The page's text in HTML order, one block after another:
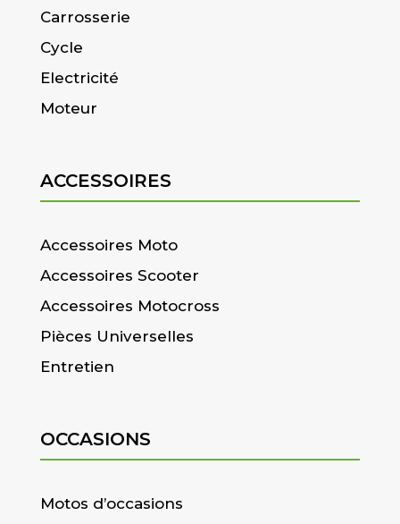
Carrosserie
Cycle
Electricité
Moteur
ACCESSOIRES
Accessoires Moto
Accessoires Scooter
Accessoires Motocross
Pièces Universelles
Entretien
OCCASIONS
Motos d’occasions